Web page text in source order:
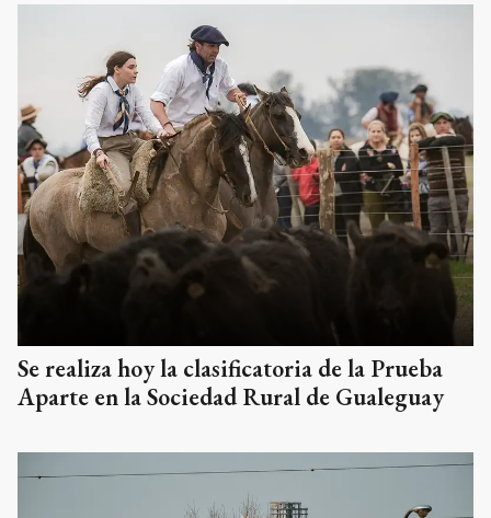
Se realiza hoy la clasificatoria de la Prueba
Aparte en la Sociedad Rural de Gualeguay